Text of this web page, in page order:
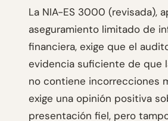
La NIA-ES 3000 (revisada),
aseguramiento limitado de
financiera, exige que el
evidencia suficiente de que
no contiene incorrecciones
exige una opinión positiva
presentación fiel, pero